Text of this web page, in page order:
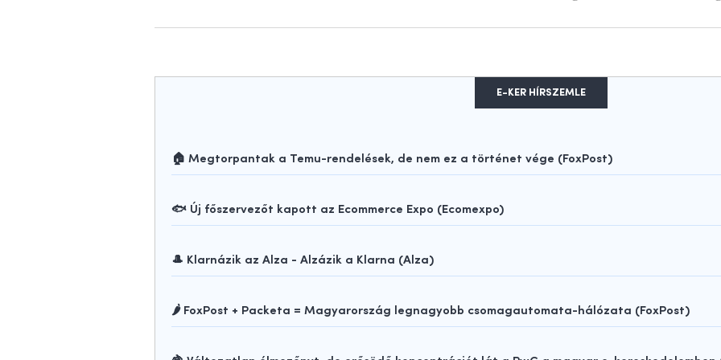
E-KER HÍRSZEMLE
🏠 Megtorpantak a Temu-rendelések, de nem ez a történet vége (FoxPost)
🐟 Új főszervezőt kapott az Ecommerce Expo (Ecomexpo)
🎩 Klarnázik az Alza - Alzázik a Klarna (Alza)
🌶️ FoxPost + Packeta = Magyarország legnagyobb csomagautomata-hálózata (FoxPost)